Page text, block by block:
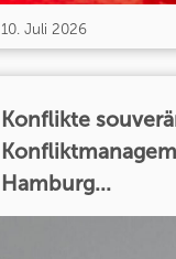
10. Juli 2026
Konflikte
Hamburg...